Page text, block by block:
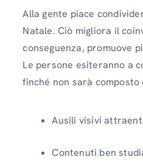
Alla gente piace
Natale. Ciò migliora il
conseguenza, promuove
Le persone esiteranno a
finché non sarà composto
Ausili visivi
Contenuti ben